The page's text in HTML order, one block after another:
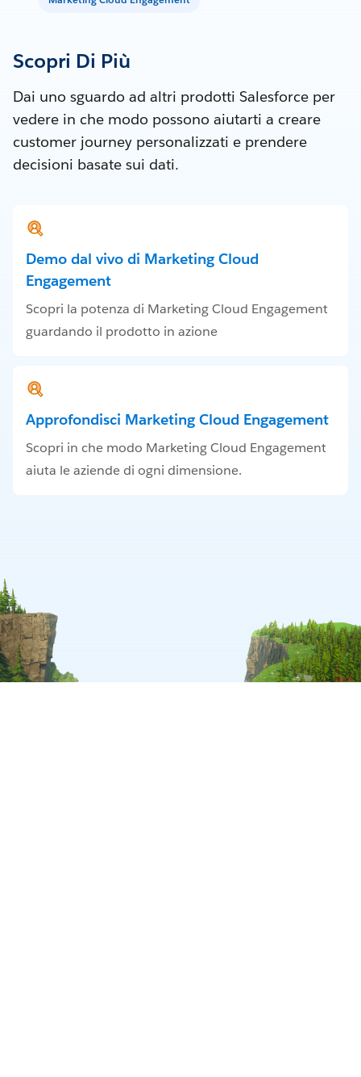
Scopri Di Più
Dai uno sguardo ad altri prodotti Salesforce per
vedere in che modo possono aiutarti a creare
customer journey personalizzati e prendere
decisioni basate sui dati.
Demo dal vivo di Marketing Cloud
Engagement
Scopri la potenza di Marketing Cloud Engagement
guardando il prodotto in azione
Approfondisci Marketing Cloud Engagement
Scopri in che modo Marketing Cloud Engagement
aiuta le aziende di ogni dimensione.